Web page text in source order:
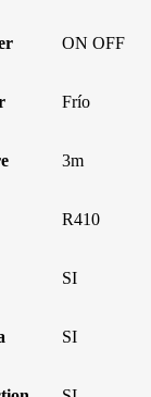
ON OFF
Frío
3m
R410
SI
SI